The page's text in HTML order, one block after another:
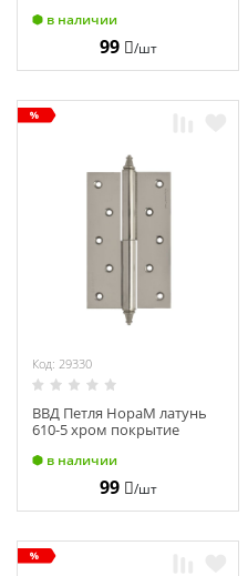
в наличии
99 /шт
Код: 29330
ВВД Петля НораМ латунь
610-5 хром покрытие
в наличии
99 /шт